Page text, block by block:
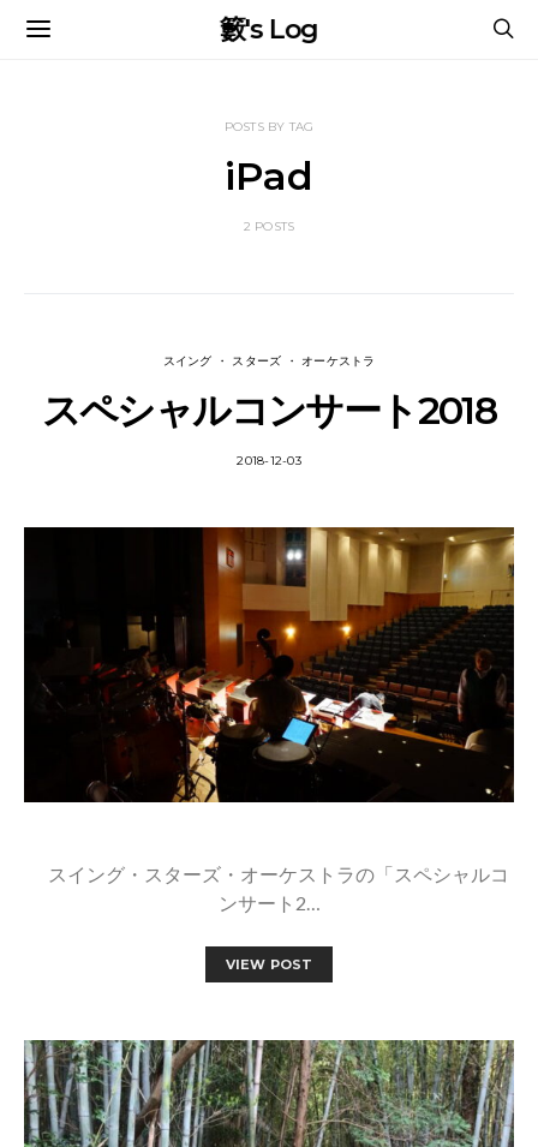
籔's Log
POSTS BY TAG
iPad
2 POSTS
スイング ・ スターズ ・ オーケストラ
スペシャルコンサート2018
2018-12-03
スイング・スターズ・オーケストラの「スペシャルコ
ンサート2…
VIEW POST